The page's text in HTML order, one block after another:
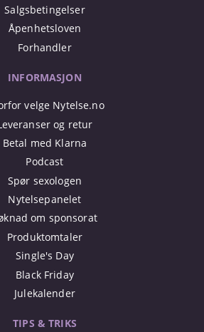
Salgsbetingelser
Åpenhetsloven
Forhandler
INFORMASJON
velge Nytelse.no
og retur
Betal med Klarna
Podcast
Spør sexologen
Nytelsepanelet
om sponsorat
Produktomtaler
Single's Day
Black Friday
Julekalender
TIPS & TRIKS